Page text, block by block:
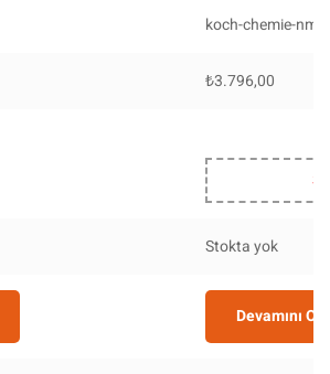
koch-chemie-nms
₺3.796,00
Stokta yok
Devamını